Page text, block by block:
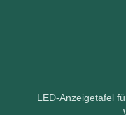
LED-Anzeigetafel